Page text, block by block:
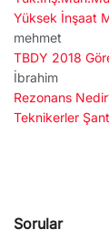
Yüksek İnşaat
mehmet
TBDY 2018
İbrahim
Rezonans
Teknikerler
Sorular